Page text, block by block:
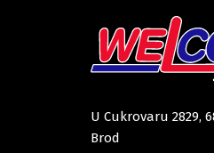
U Cukrovaru 2829,
Brod